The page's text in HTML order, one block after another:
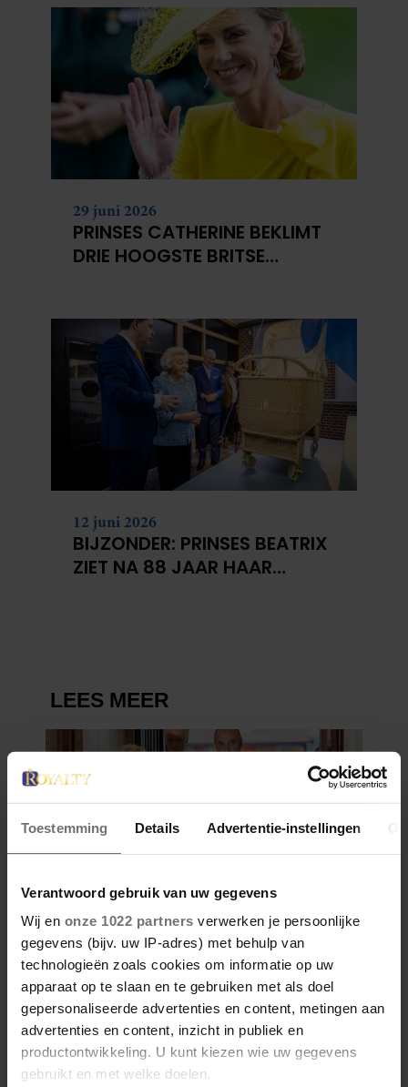
Toestemming Details Advertentie-instellingen
Verantwoord gebruik van uw gegevens
Wij en onze 1022 partners verwerken je persoonlijke
gegevens (bijv. uw IP-adres) met behulp van
technologieën zoals cookies om informatie op uw
apparaat op te slaan en te gebruiken met als doel
gepersonaliseerde advertenties en content, metingen aan
advertenties en content, inzicht in publiek en
productontwikkeling. U kunt kiezen wie uw gegevens
gebruikt en met welke doelen.
29 juni 2026
PRINSES CATHERINE BEKLIMT
DRIE HOOGSTE BRITSE
12 juni 2026
BIJZONDER: PRINSES BEATRIX
ZIET NA 88 JAAR HAAR